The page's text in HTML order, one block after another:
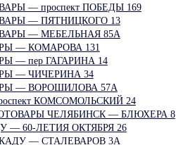
— проспект ПОБЕДЫ 169
— ПЯТНИЦКОГО 13
— МЕБЕЛЬНАЯ 85А
— КОМАРОВА 131
— пер ГАГАРИНА 14
— ЧИЧЕРИНА 34
— ВОРОШИЛОВА 57А
КОМСОМОЛЬСКИЙ 24
ЧЕЛЯБИНСК — БЛЮХЕРА 8
— 60-ЛЕТИЯ ОКТЯБРЯ 26
— СТАЛЕВАРОВ 3А